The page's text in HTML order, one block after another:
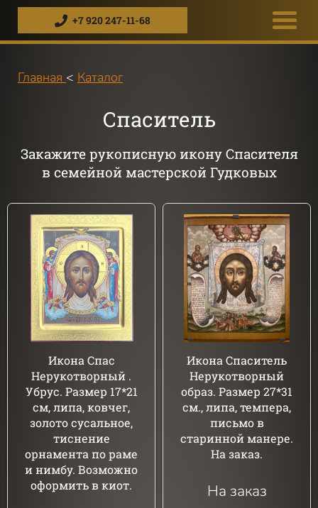
+7 920 247-11-68
Главная < Каталог
Спаситель
Закажите рукописную икону Спасителя
в семейной мастерской Гудковых
Икона Спас
Нерукотворный .
Убрус. Размер 17*21
см, липа, ковчег,
золото сусальное,
тиснение
орнамента по раме
и нимбу. Возможно
оформить в киот.
Икона Спаситель
Нерукотворный
образ. Размер 27*31
см., липа, темпера,
письмо в
старинной манере.
На заказ.
На заказ